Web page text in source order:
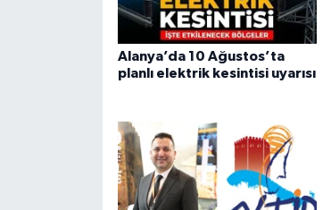
Alanya’da 10 Ağustos’ta
planlı elektrik kesintisi uyarısı